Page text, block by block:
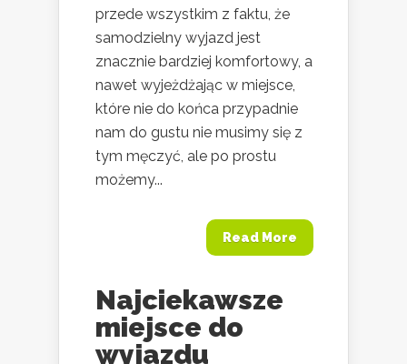
przede wszystkim z faktu, że
samodzielny wyjazd jest
znacznie bardziej komfortowy, a
nawet wyjeżdżając w miejsce,
które nie do końca przypadnie
nam do gustu nie musimy się z
tym męczyć, ale po prostu
możemy...
Read More
Najciekawsze
miejsce do
wyjazdu